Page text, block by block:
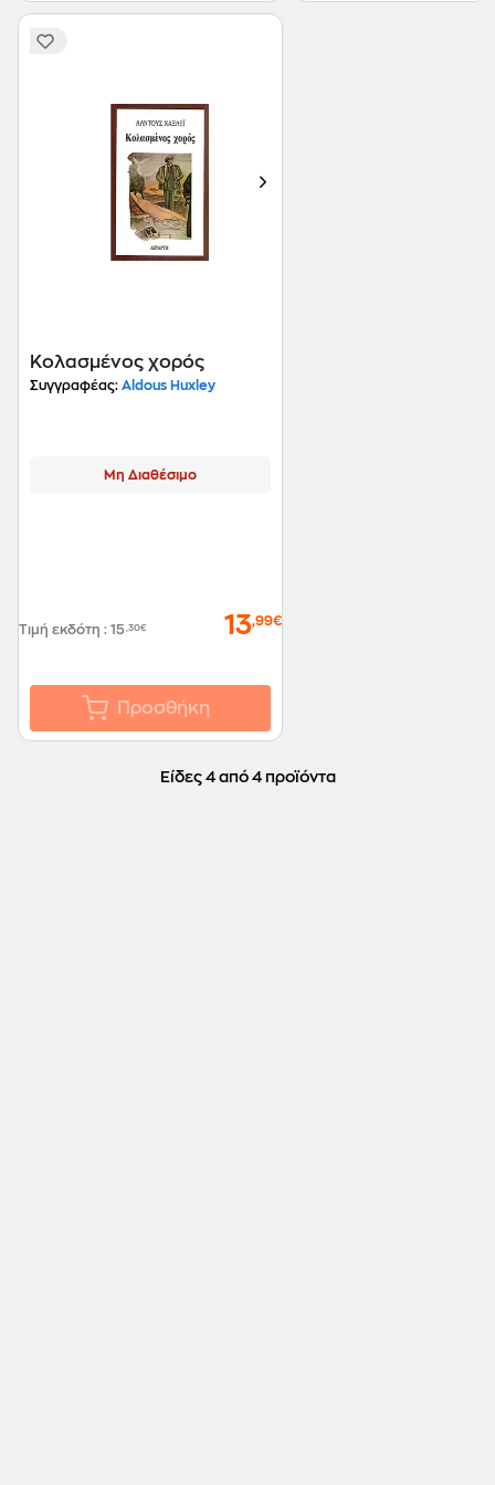
Κολασμένος χορός
Συγγραφέας: Aldous Huxley
Μη Διαθέσιμο
Τιμή εκδότη : 15,30€ 13,99€
Προσθήκη
Είδες 4 από 4 προϊόντα